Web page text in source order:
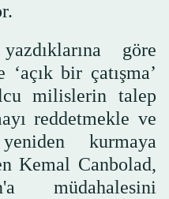
göre
bir çatışma’
milislerin talep
reddetmekle ve
kurmaya
Kemal Canbolad,
müdahalesini